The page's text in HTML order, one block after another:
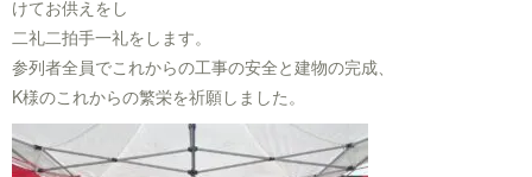
けてお供えをし
二礼二拍手一礼をします。
参列者全員でこれからの工事の安全と建物の完成、
K様のこれからの繁栄を祈願しました。